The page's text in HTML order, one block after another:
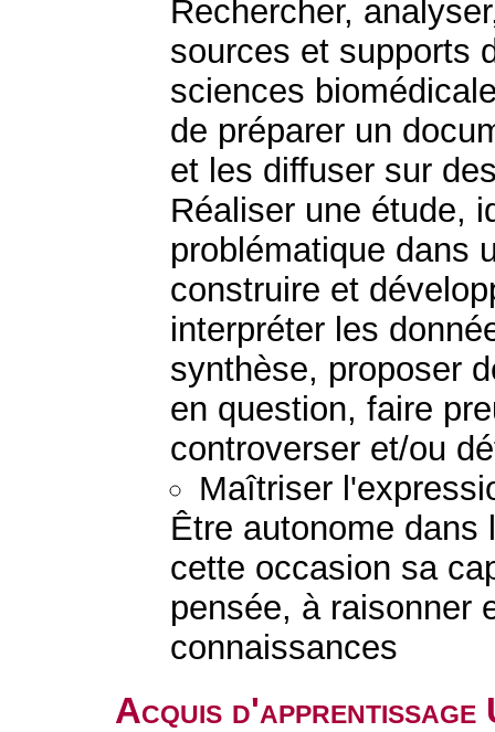
Rechercher,
sources et supports
sciences
de préparer un
et les diffuser sur
Réaliser une étude,
problématique dans
construire et
interpréter les
synthèse, proposer
en question, faire
controverser et/ou
Maîtriser
Être autonome
cette occasion sa
pensée, à raisonner
connaissances
Acquis d'apprentissage